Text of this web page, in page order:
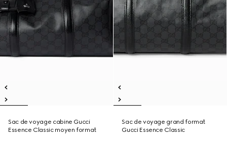
Sac de voyage cabine Gucci
Essence Classic moyen format
Sac de voyage grand format
Gucci Essence Classic